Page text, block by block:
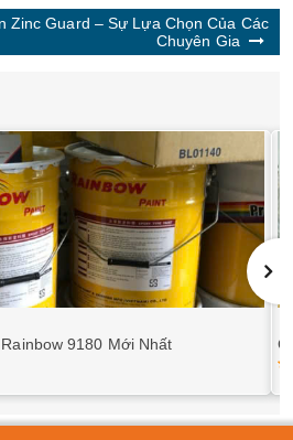
Zinc Guard – Sự Lựa Chọn Của Các
Chuyên Gia
9180 Mới Nhất